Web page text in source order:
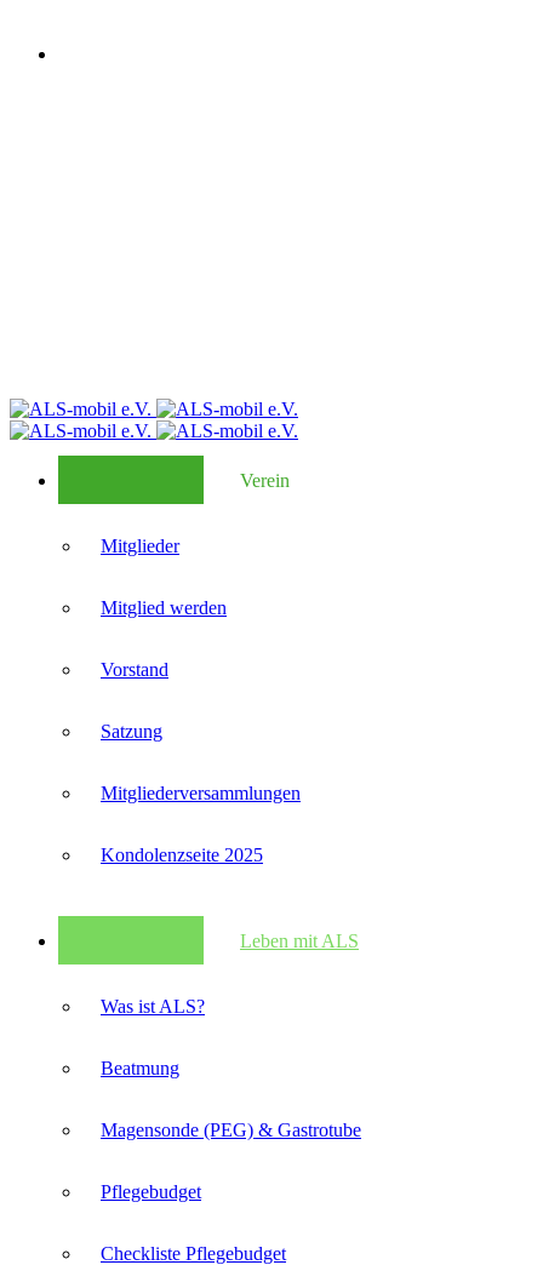
Verein
Mitglieder
Mitglied werden
Vorstand
Satzung
Mitglieder­versammlungen
Kondolenzseite 2025
Leben mit ALS
Was ist ALS?
Beatmung
Magensonde (PEG) & Gastrotube
Pflegebudget
Checkliste Pflegebudget